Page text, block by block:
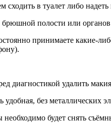
сходить в туалет либо
полости или органов
принимаете какие-
диагностикой удалить
без металлических
будет снять